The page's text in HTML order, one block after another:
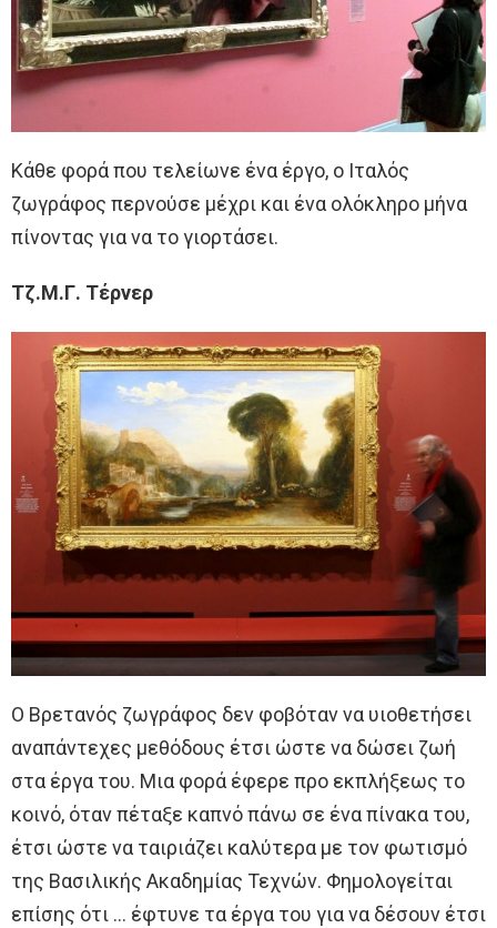
Κάθε φορά που τελείωνε ένα έργο, ο Ιταλός
ζωγράφος περνούσε μέχρι και ένα ολόκληρο μήνα
πίνοντας για να το γιορτάσει.
Τζ.Μ.Γ. Τέρνερ
Ο Βρετανός ζωγράφος δεν φοβόταν να υιοθετήσει
αναπάντεχες μεθόδους έτσι ώστε να δώσει ζωή
στα έργα του. Μια φορά έφερε προ εκπλήξεως το
κοινό, όταν πέταξε καπνό πάνω σε ένα πίνακα του,
έτσι ώστε να ταιριάζει καλύτερα με τον φωτισμό
της Βασιλικής Ακαδημίας Τεχνών. Φημολογείται
επίσης ότι … έφτυνε τα έργα του για να δέσουν έτσι